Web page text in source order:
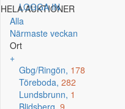
LOGGA IN
HELA AUKTIONER
Alla
Närmaste veckan
Ort
+
Gbg/Ringön, 178
Töreboda, 282
Lundsbrunn, 1
Blidsberg, 9